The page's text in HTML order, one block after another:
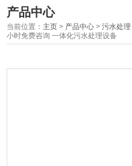
产品中心
当前位置： 主页 > 产品中心 >污水处理
小时免费咨询 一体化污水处理设备